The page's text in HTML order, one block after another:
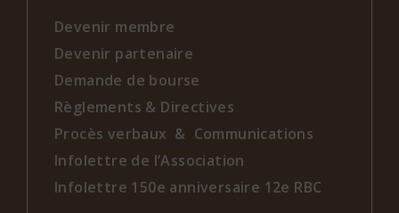
Devenir membre
Devenir partenaire
Demande de bourse
Règlements & Directives
Procès verbaux & Communications
Infolettre de l’Association
Infolettre 150e anniversaire 12e RBC